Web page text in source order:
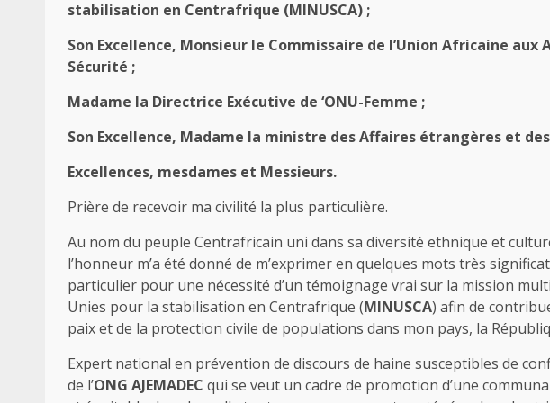
stabilisation en Centrafrique (MINUSCA) ;
Son Excellence, Monsieur le Commissaire de l’Union Africaine
Sécurité ;
Madame la Directrice Exécutive de ‘ONU-Femme ;
Son Excellence, Madame la ministre des Affaires étrangères et
Excellences, mesdames et Messieurs.
Prière de recevoir ma civilité la plus particulière.
Au nom du peuple Centrafricain uni dans sa diversité ethnique et
l’honneur m’a été donné de m’exprimer en quelques mots très
particulier pour une nécessité d’un témoignage vrai sur la mission
Unies pour la stabilisation en Centrafrique (MINUSCA) afin de
paix et de la protection civile de populations dans mon pays, la
Expert national en prévention de discours de haine susceptibles de
de l’ONG AJEMADEC qui se veut un cadre de promotion d’une